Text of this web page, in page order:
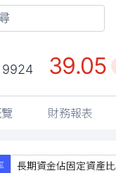
9924 39.05
財務報表
長期資金佔固定資產